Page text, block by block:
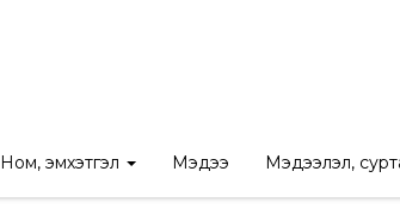
Ном, эмхэтгэл Мэдээ Мэдээлэл,
ЗАХИРГААНЫ ХЭМ ХЭМЖЭЭНИЙ АКТЫН